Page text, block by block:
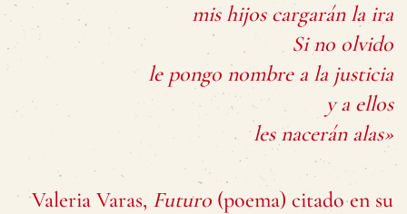
mis hijos cargarán la ira
Si no olvido
le pongo nombre a la justicia
y a ellos
les nacerán alas»
Valeria Varas, Futuro (poema) citado en su